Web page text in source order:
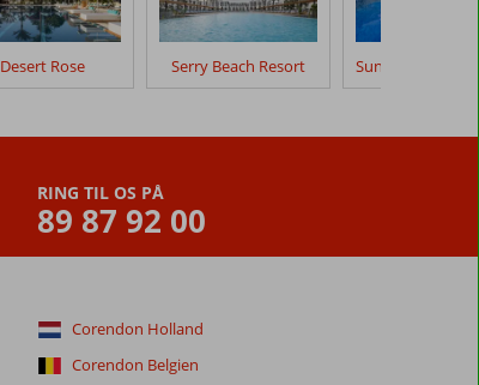
Desert Rose Serry Beach Resort
RING TIL OS PÅ
89 87 92 00
Corendon Holland
Corendon Belgien